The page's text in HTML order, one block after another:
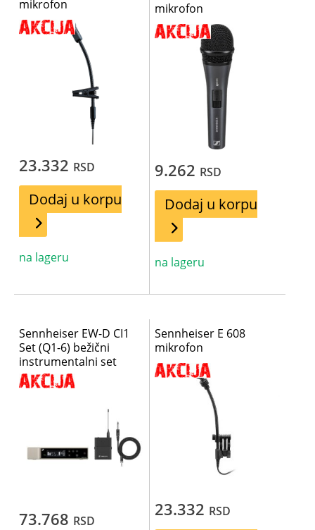
mikrofon
23.332 RSD
Dodaj u korpu
na lageru
mikrofon
9.262 RSD
Dodaj u korpu
na lageru
Sennheiser EW-D CI1
Set (Q1-6) bežični
instrumentalni set
73.768 RSD
Sennheiser E 608
mikrofon
23.332 RSD